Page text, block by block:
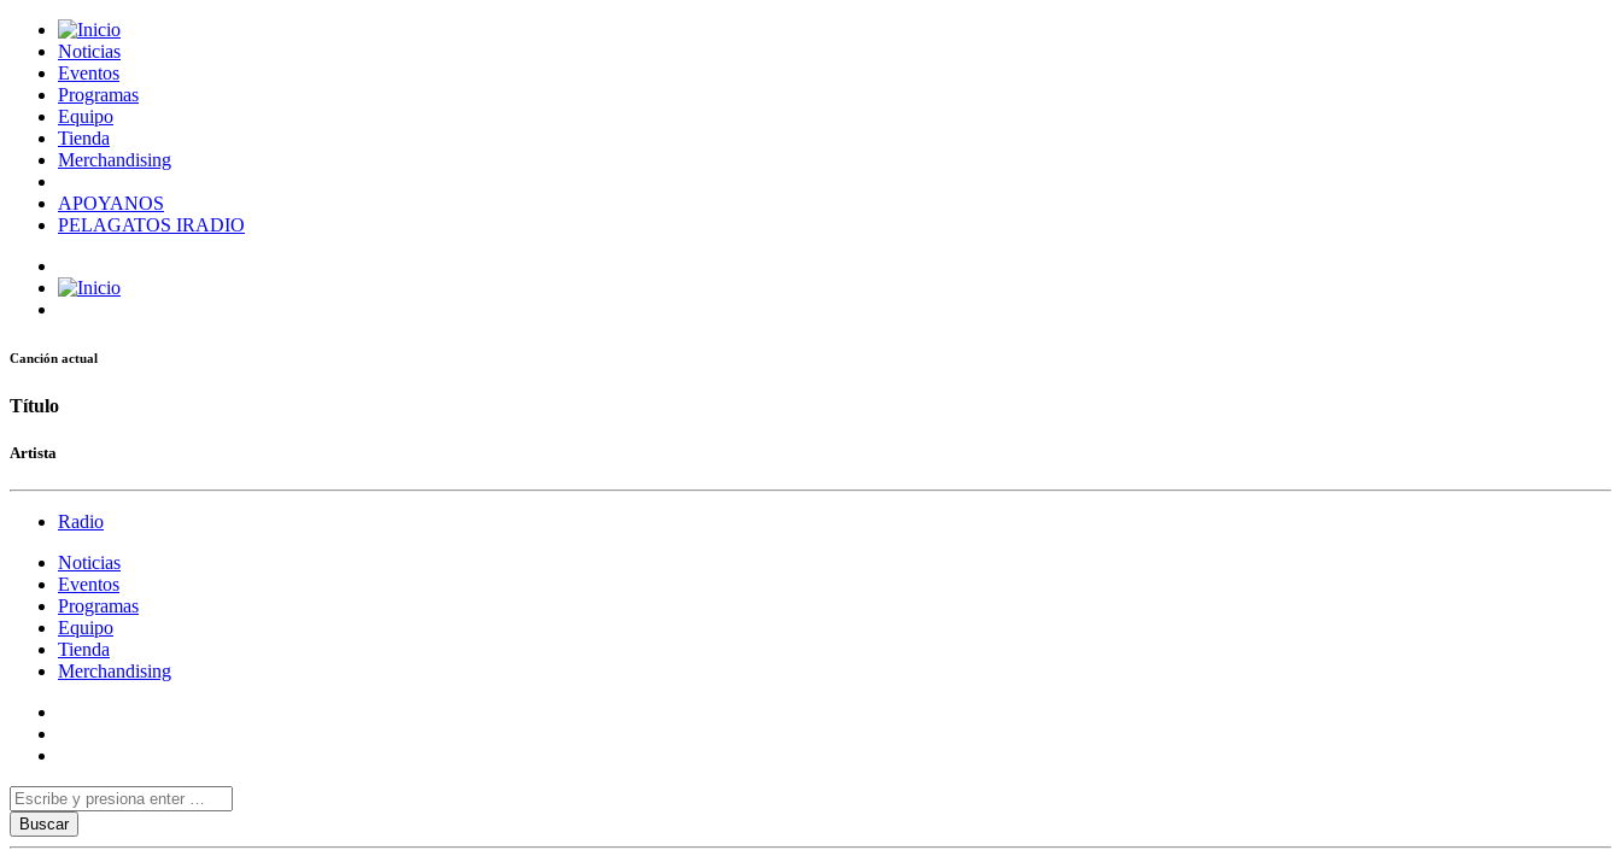
Noticias
Eventos
Programas
Equipo
Tienda
Merchandising
APOYANOS
PELAGATOS IRADIO
Canción actual
Título
Artista
Radio
Noticias
Eventos
Programas
Equipo
Tienda
Merchandising